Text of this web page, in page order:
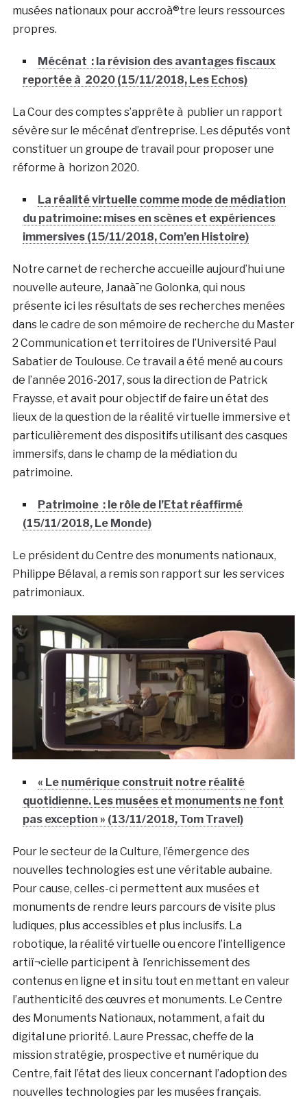
musées nationaux pour accroà®tre leurs ressources
propres.
Mécénat : la révision des avantages fiscaux
reportée à 2020 (15/11/2018, Les Echos)
La Cour des comptes s’apprête à publier un rapport
sévère sur le mécénat d’entreprise. Les députés vont
constituer un groupe de travail pour proposer une
réforme à horizon 2020.
La réalité virtuelle comme mode de médiation
du patrimoine: mises en scènes et expériences
immersives (15/11/2018, Com’en Histoire)
Notre carnet de recherche accueille aujourd’hui une
nouvelle auteure, Janaà¯ne Golonka, qui nous
présente ici les résultats de ses recherches menées
dans le cadre de son mémoire de recherche du Master
2 Communication et territoires de l’Université Paul
Sabatier de Toulouse. Ce travail a été mené au cours
de l’année 2016-2017, sous la direction de Patrick
Fraysse, et avait pour objectif de faire un état des
lieux de la question de la réalité virtuelle immersive et
particulièrement des dispositifs utilisant des casques
immersifs, dans le champ de la médiation du
patrimoine.
Patrimoine : le rôle de l’Etat réaffirmé
(15/11/2018, Le Monde)
Le président du Centre des monuments nationaux,
Philippe Bélaval, a remis son rapport sur les services
patrimoniaux.
« Le numérique construit notre réalité
quotidienne. Les musées et monuments ne font
pas exception » (13/11/2018, Tom Travel)
Pour le secteur de la Culture, l’émergence des
nouvelles technologies est une véritable aubaine.
Pour cause, celles-ci permettent aux musées et
monuments de rendre leurs parcours de visite plus
ludiques, plus accessibles et plus inclusifs. La
robotique, la réalité virtuelle ou encore l’intelligence
artiï¬cielle participent à l’enrichissement des
contenus en ligne et in situ tout en mettant en valeur
l’authenticité des œuvres et monuments. Le Centre
des Monuments Nationaux, notamment, a fait du
digital une priorité. Laure Pressac, cheffe de la
mission stratégie, prospective et numérique du
Centre, fait l’état des lieux concernant l’adoption des
nouvelles technologies par les musées français.